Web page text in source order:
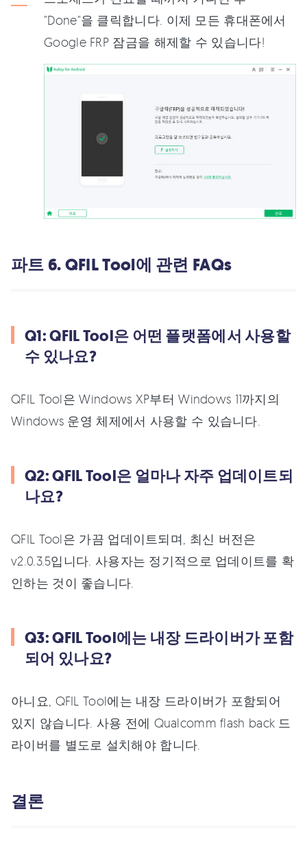
"Done"을 클릭합니다. 이제 모든 휴대폰에서
Google FRP 잠금을 해제할 수 있습니다!
파트 6. QFIL Tool에 관련 FAQs
Q1: QFIL Tool은 어떤 플랫폼에서 사용할
수 있나요?
QFIL Tool은 Windows XP부터 Windows 11까지의
Windows 운영 체제에서 사용할 수 있습니다.
Q2: QFIL Tool은 얼마나 자주 업데이트되
나요?
QFIL Tool은 가끔 업데이트되며, 최신 버전은
v2.0.3.5입니다. 사용자는 정기적으로 업데이트를 확
인하는 것이 좋습니다.
Q3: QFIL Tool에는 내장 드라이버가 포함
되어 있나요?
아니요, QFIL Tool에는 내장 드라이버가 포함되어
있지 않습니다. 사용 전에 Qualcomm flash back 드
라이버를 별도로 설치해야 합니다.
결론